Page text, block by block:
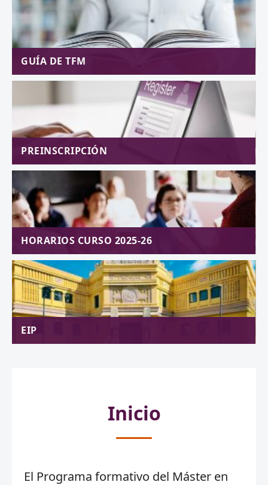
GUÍA DE TFM
PREINSCRIPCIÓN
HORARIOS CURSO 2025-26
EIP
Inicio
El Programa formativo del Máster en